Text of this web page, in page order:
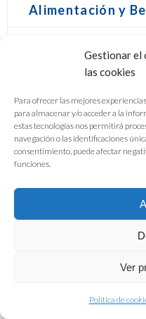
Gestionar el
las cookies
Para ofrecer las mejores
para almacenar y/o acceder a la
estas tecnologías nos permitirá
navegación o las identificaciones
consentimiento, puede afectar
funciones.
Ver
Política de
Alimentación y
DESCARGAR PDF